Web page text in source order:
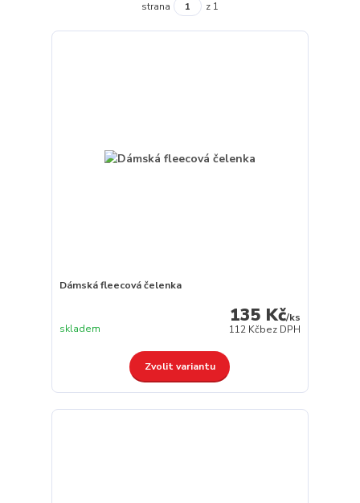
strana z 1
Dámská fleecová čelenka
135 Kč/ks
112 Kčbez DPH
skladem
Zvolit variantu